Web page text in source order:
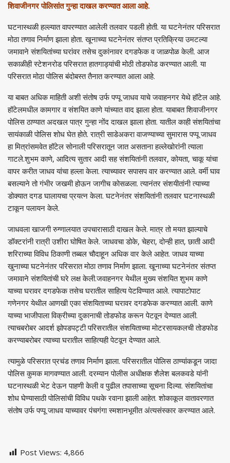
शिवाजीनगर पोलिसांत गुन्हा दाखल करण्यात आला आहे.
घटनास्थळी हल्ल्यात वापरण्यात आलेली तलवार पडली होती. या घटनेनंतर परिसरात
मोठा तणाव निर्माण झाला होता. खूनाच्या घटनेनंतर संतप्त प्रतिक्रिया उमटल्या
जमावाने संशयितांच्या घरांवर तसेच दुकांनावर दगडफेक व जाळपोळ केली. आज
सकाळीही स्टेशनरोड परिसरात हातगाड्यांची मोठी तोडफोड करण्यात आली. या
परिसरात मोठा पोलिस बंदोबस्त तैनात करण्यात आला आहे.
या बाबत अधिक माहिती अशी संतोष उर्फ पप्पू जाधव याचे जवाहनगर येथे हॉटेल आहे.
हॉटेलमधील कामगार व संशयित काणे यांच्यात वाद झाला होता. याबाबत शिवाजीनगर
पोलिस ठाण्यात अदखल पात्र गुन्हा नोंद दाखल झाला होता. यातील काही संशयितांचा
सायंकाळी पोलिस शोध घेत होते. रात्री साडेअकरा वाजण्याच्या सुमारास पप्पू जाधव
हा मित्रांसमवेत हॉटेल सोनाली परिसरातून जात असताना हल्लेखोरांनी त्याला
गाटले.शुभम काणे, आदित्य सुतार आदी सह संशयितांनी तलवार, कोयता, चाकू यांचा
वापर करीत जाधव यांचा हल्ला केला. त्याच्यावर सपासप वार करण्यात आले. वर्मी घाव
बसल्याने तो गंभीर जखमी होऊन जागीच कोसळला. त्यानंतर संशयीतांनी त्याच्या
डोक्यात दगड घालायचा प्रयत्न केला. घटनेनंतर संशयितांनी तलवार घटनास्थळी
टाकून पलायन केले.
जाधवला खाजगी रुग्णालयात उपचारासाठी दाखल केले. मात्र तो मयत झाल्याचे
डॉक्टरांनी रात्री उशीरा घोषित केले. जाधवचा डोके, चेहरा, दोन्ही हात, छाती आदी
शरिराच्या विविध ठिकाणी तब्बल चौदाहून अधिक वार केले आहेत. जाधव याच्या
खुनाच्या घटनेनंतर परिसरात मोठा तणाव निर्माण झाला. खूनाच्या घटनेनंतर संतप्त
जमावाने संशयितांची घरे लक्ष केली.जवाहनगर येथील मुख्य संशयित शुभम काणे
याच्या घरावर दगडफेक तसेच घरातील साहित्य पेटविण्यात आले. त्यापाटोपाट
गणेनगर येथील आणखी एका संशयिताच्या घरावर दगडफेक करण्यात आली. काणे
याच्या भाजीपाला विक्रीच्या दुकानाची तोडफोड करून पेटवून देण्यात आली.
त्याचबरोबर आदर्श झोपडपट्टी परिसरातील संशयिताच्या मोटरसायकलची तोडफोड
करण्याबरोबर त्याच्या घरातील साहित्यही पेटवून देण्यात आले.
त्यामुळे परिसरात प्रचंड तणाव निर्माण झाला. परिसरातील पोलिस ठाण्यांकडून जादा
पोलिस कुमक मागवण्यात आली. दरम्यान पोलीस अधीक्षक शैलेश बलकवडे यांनी
घटनास्थळी भेट देऊन पाहणी केली व पुढील तपासाच्या सूचना दिल्या. संशयितांचा
शोध घेण्यासाठी पोलिसांची विविध पथके रवाना झाली आहेत. शोकाकूल वातावरणात
संतोष उर्फ पप्पू जाधव याच्यावर पंचगंगा स्मशानभूमीत अंत्यसंस्कार करण्यात आले.
Post Views: 4,866